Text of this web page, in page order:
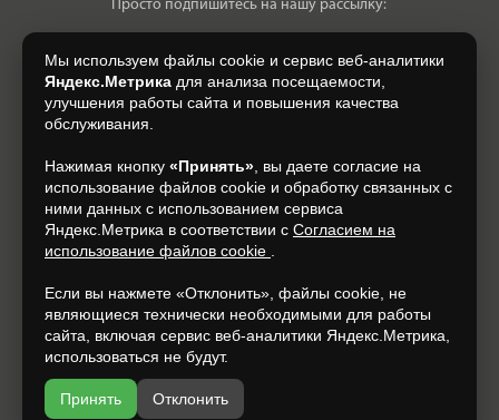
Просто подпишитесь на нашу рассылку:
Нажимая на кнопку, я даю свое согласие на обработку моих
персональных данных, на условиях и для целей, определенных в
Подписаться
+7 (920) 150-77-00
Разработка и продвижение —
Мы используем файлы cookie и сервис веб-аналитики
Яндекс.Метрика для анализа посещаемости,
улучшения работы сайта и повышения качества
обслуживания.
Нажимая кнопку «Принять» , вы даете согласие на
использование файлов cookie и обработку связанных с
ними данных с использованием сервиса
Яндекс.Метрика в соответствии с Согласием на
использование файлов cookie
Если вы нажмете «Отклонить», файлы cookie, не
являющиеся технически необходимыми для работы
сайта, включая сервис веб-аналитики Яндекс.Метрика,
использоваться не будут.
Принять Отклонить